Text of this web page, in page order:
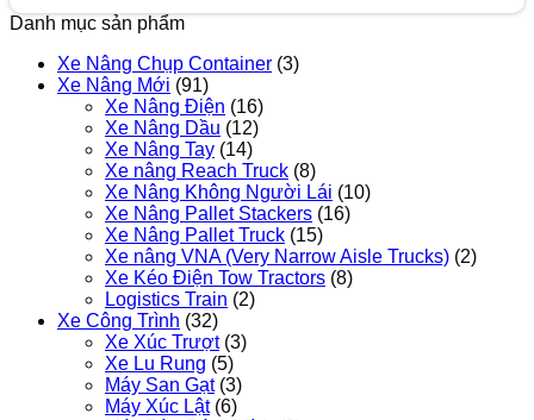
Danh mục sản phẩm
Xe Nâng Chụp Container (3)
Xe Nâng Mới (91)
Xe Nâng Điện (16)
Xe Nâng Dầu (12)
Xe Nâng Tay (14)
Xe nâng Reach Truck (8)
Xe Nâng Không Người Lái (10)
Xe Nâng Pallet Stackers (16)
Xe Nâng Pallet Truck (15)
Xe nâng VNA (Very Narrow Aisle Trucks) (2)
Xe Kéo Điện Tow Tractors (8)
Logistics Train (2)
Xe Công Trình (32)
Xe Xúc Trượt (3)
Xe Lu Rung (5)
Máy San Gạt (3)
Máy Xúc Lật (6)